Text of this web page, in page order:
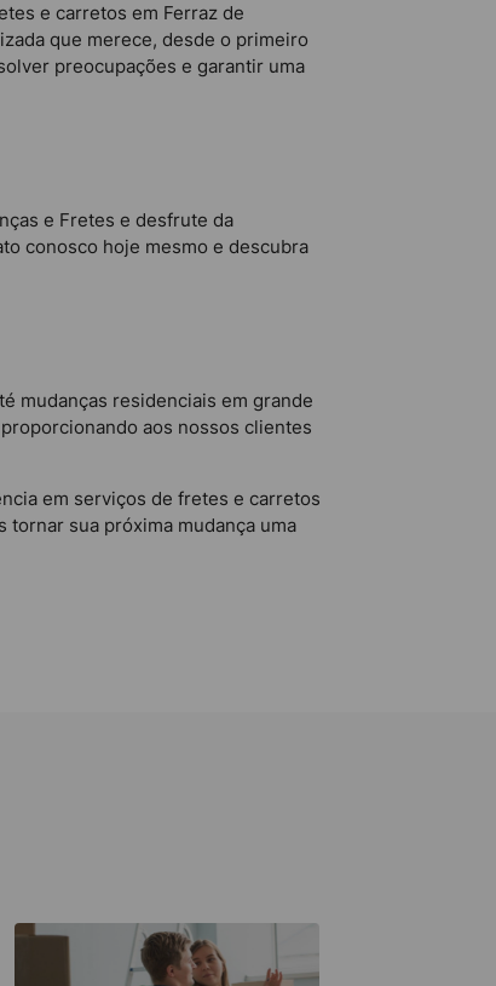
e carretos em Ferraz de
que merece, desde o primeiro
preocupações e garantir uma
e Fretes e desfrute da
conosco hoje mesmo e descubra
mudanças residenciais em grande
aos nossos clientes
em serviços de fretes e carretos
tornar sua próxima mudança uma